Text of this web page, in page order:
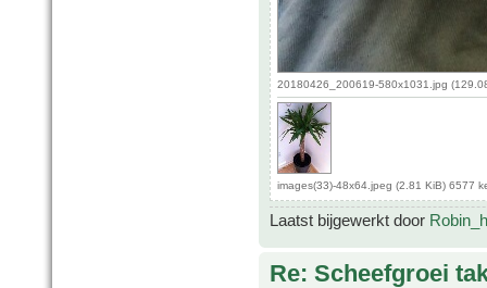
20180426_200619-580x1031.jpg
images(33)-48x64.jpeg (2.81 KiB) 6577
Laatst bijgewerkt door Robin_h
Re: Scheefgroei